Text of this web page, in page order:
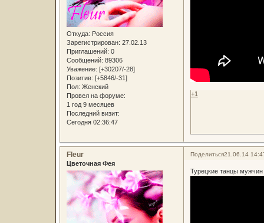
Откуда: Россия
Зарегистрирован: 27.02.13
Приглашений: 0
Сообщений: 89306
Уважение: [+30207/-28]
Позитив: [+5846/-31]
Пол: Женский
Провел на форуме:
1 год 9 месяцев
Последний визит:
Сегодня 02:36:47
+1
Поделиться21.06.14
Fleur
Цветочная Фея
Турецкие танцы мужчин